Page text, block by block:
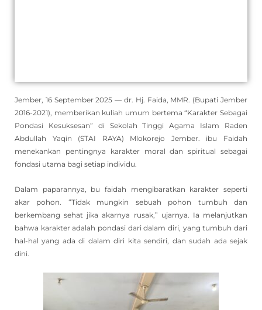
Jember, 16 September 2025 — dr. Hj. Faida, MMR. (Bupati Jember
2016-2021), memberikan kuliah umum bertema “Karakter Sebagai
Pondasi Kesuksesan” di Sekolah Tinggi Agama Islam Raden
Abdullah Yaqin (STAI RAYA) Mlokorejo Jember. ibu Faidah
menekankan pentingnya karakter moral dan spiritual sebagai
fondasi utama bagi setiap individu.
Dalam paparannya, bu faidah mengibaratkan karakter seperti
akar pohon. “Tidak mungkin sebuah pohon tumbuh dan
berkembang sehat jika akarnya rusak,” ujarnya. Ia melanjutkan
bahwa karakter adalah pondasi dari dalam diri, yang tumbuh dari
hal-hal yang ada di dalam diri kita sendiri, dan sudah ada sejak
dini.